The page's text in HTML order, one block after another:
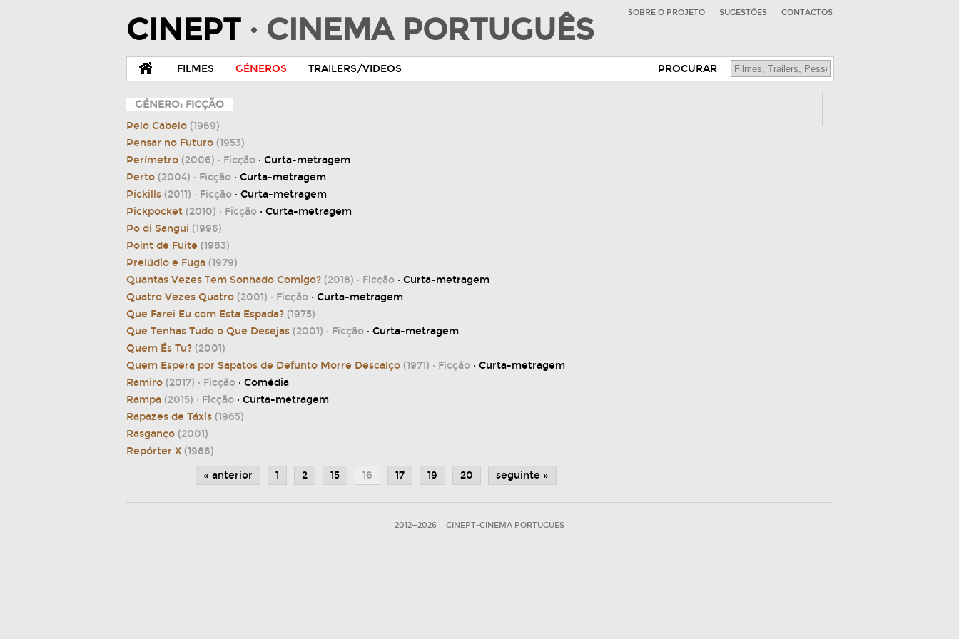
CINEPT · CINEMA PORTUGUÊS SOBRE O PROJETO SUGESTÕES CONTACTOS
FILMES GÉNEROS TRAILERS/VIDEOS PROCURAR
GÉNERO: FICÇÃO
Pelo Cabelo (1969)
Pensar no Futuro (1953)
Perímetro (2006) · Ficção · Curta-metragem
Perto (2004) · Ficção · Curta-metragem
Pickills (2011) · Ficção · Curta-metragem
Pickpocket (2010) · Ficção · Curta-metragem
Po di Sangui (1996)
Point de Fuite (1983)
Prelúdio e Fuga (1979)
Quantas Vezes Tem Sonhado Comigo? (2018) · Ficção · Curta-metragem
Quatro Vezes Quatro (2001) · Ficção · Curta-metragem
Que Farei Eu com Esta Espada? (1975)
Que Tenhas Tudo o Que Desejas (2001) · Ficção · Curta-metragem
Quem És Tu? (2001)
Quem Espera por Sapatos de Defunto Morre Descalço (1971) · Ficção · Curta-metragem
Ramiro (2017) · Ficção · Comédia
Rampa (2015) · Ficção · Curta-metragem
Rapazes de Táxis (1965)
Rasganço (2001)
Repórter X (1986)
« anterior
1 2 15 16 17 19 20 seguinte »
2012—2026 CINEPT-CINEMA PORTUGUES